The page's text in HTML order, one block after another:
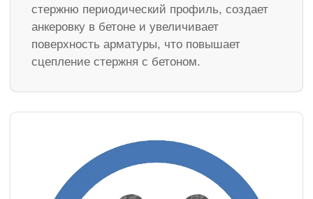
стержню периодический профиль, создает
анкеровку в бетоне и увеличивает
поверхность арматуры, что повышает
сцепление стержня с бетоном.